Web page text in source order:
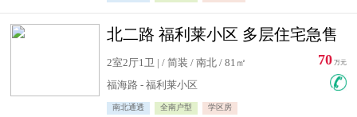
北二路 福利莱小区 多层住宅急售
2室2厅1卫 | / 简装 / 南北 / 81㎡
福海路 - 福利莱小区
南北通透 全南户型 学区房
70 万元